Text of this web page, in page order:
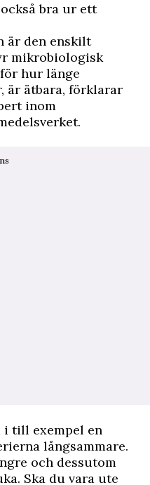
bra ur ett
är den enskilt
mikrobiologisk
hur länge
är ätbara, förklarar
inom
i till exempel en
långsammare.
och dessutom
Ska du vara ute